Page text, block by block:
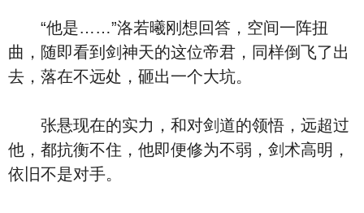
“他是……”洛若曦刚想回答，空间一阵扭
曲，随即看到剑神天的这位帝君，同样倒飞了出
去，落在不远处，砸出一个大坑。
张悬现在的实力，和对剑道的领悟，远超过
他，都抗衡不住，他即便修为不弱，剑术高明，
依旧不是对手。